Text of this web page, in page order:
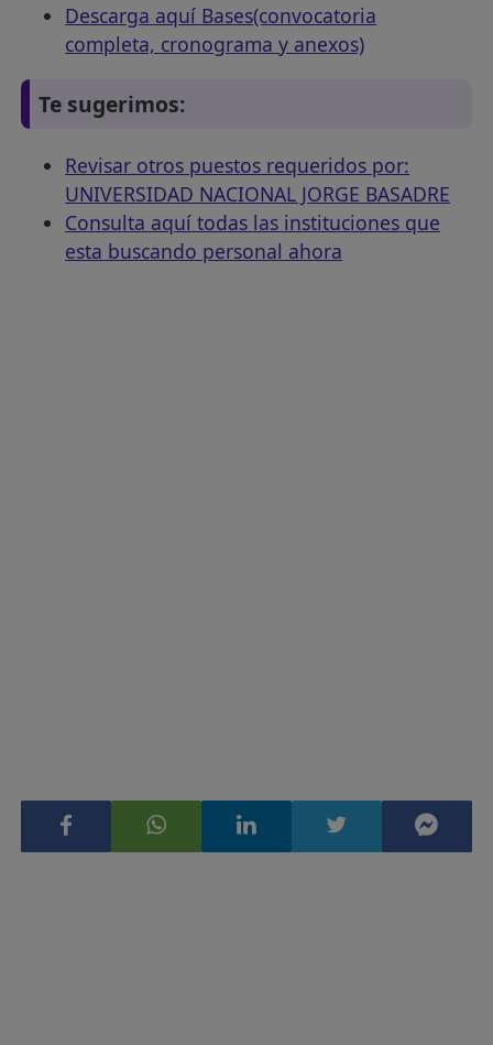
Descarga aquí Bases(convocatoria
completa, cronograma y anexos)
Te sugerimos:
Revisar otros puestos requeridos por:
UNIVERSIDAD NACIONAL JORGE BASADRE
Consulta aquí todas las instituciones que
esta buscando personal ahora